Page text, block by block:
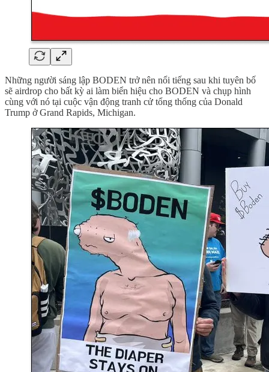
Những người sáng lập BODEN trở nên nổi tiếng sau khi tuyên bố
sẽ airdrop cho bất kỳ ai làm biển hiệu cho BODEN và chụp hình
cùng với nó tại cuộc vận động tranh cử tổng thống của Donald
Trump ở Grand Rapids, Michigan.